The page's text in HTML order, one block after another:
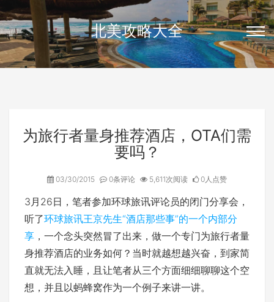
北美攻略大全
为旅行者量身推荐酒店，OTA们需
要吗？
03/30/2015 0条评论 5,611次阅读 0人点赞
3月26日，笔者参加环球旅讯评论员的闭门分享会，
听了环球旅讯王京先生“酒店那些事”的一个内部分
享 ，一个念头突然冒了出来，做一个专门为旅行者量
身推荐酒店的业务如何？当时就越想越兴奋，到家简
直就无法入睡，且让笔者从三个方面细细聊聊这个空
想，并且以蚂蜂窝作为一个例子来讲一讲。